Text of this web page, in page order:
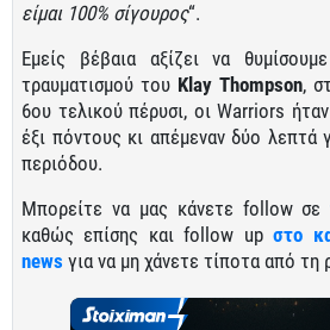
είμαι 100% σίγουρος“.
Εμείς βέβαια αξίζει να
τραυματισμού του Klay Thompson,
6ου τελικού πέρυσι, οι Warriors
έξι πόντους κι απέμεναν δύο λεπτά
περιόδου.
Μπορείτε να μας κάνετε follow σε
καθώς επίσης και follow upστο
news για να μη χάνετε τίποτα από